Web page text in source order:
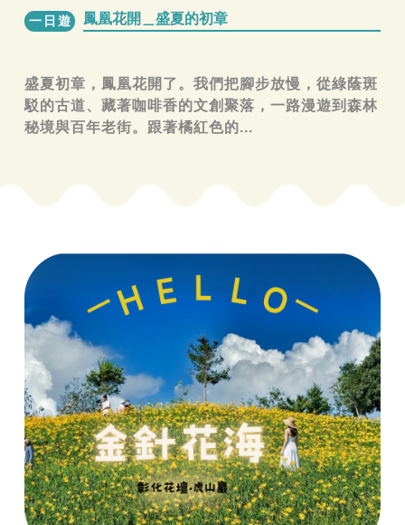
一日遊 鳳凰花開＿盛夏的初章
盛夏初章，鳳凰花開了。我們把腳步放慢，從綠蔭斑
駁的古道、藏著咖啡香的文創聚落，一路漫遊到森林
秘境與百年老街。跟著橘紅色的...